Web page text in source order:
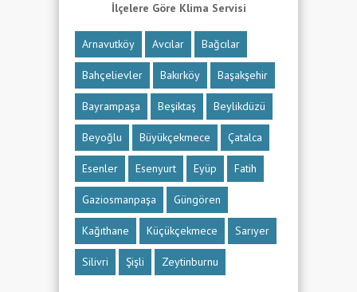
İlçelere Göre Klima Servisi
Arnavutköy Avcılar Bağcılar
Bahçelievler Bakırköy Başakşehir
Bayrampaşa Beşiktaş Beylikdüzü
Beyoğlu Büyükçekmece Çatalca
Esenler Esenyurt Eyüp Fatih
Gaziosmanpaşa Güngören
Kağıthane Küçükçekmece Sarıyer
Silivri Şişli Zeytinburnu